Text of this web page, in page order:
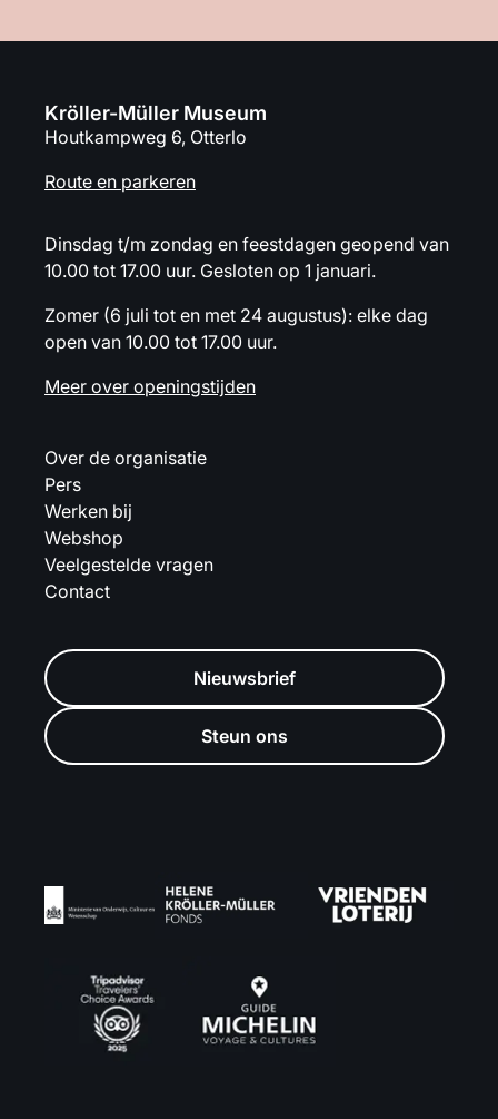
Kröller-Müller Museum
Houtkampweg 6, Otterlo
Route en parkeren
Dinsdag t/m zondag en feestdagen geopend van
10.00 tot 17.00 uur. Gesloten op 1 januari.
Zomer (6 juli tot en met 24 augustus): elke dag
open van 10.00 tot 17.00 uur.
Meer over openingstijden
Over de organisatie
Pers
Werken bij
Webshop
Veelgestelde vragen
Contact
Nieuwsbrief
Steun ons